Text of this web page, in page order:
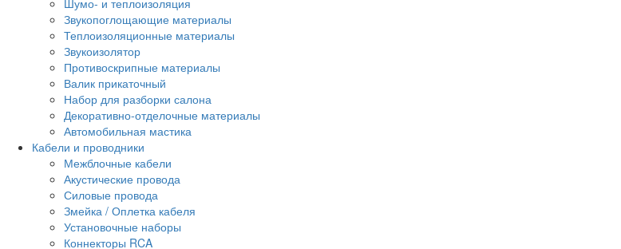
Звукопоглощающие материалы
Теплоизоляционные материалы
Звукоизолятор
Противоскрипные материалы
Валик прикаточный
Набор для разборки салона
Декоративно-отделочные материалы
Автомобильная мастика
Кабели и проводники
Межблочные кабели
Акустические провода
Силовые провода
Змейка / Оплетка кабеля
Установочные наборы
Коннекторы RCA